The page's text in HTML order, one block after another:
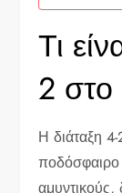
Τι
2
Η διάταξη 4-
ποδόσφαιρο